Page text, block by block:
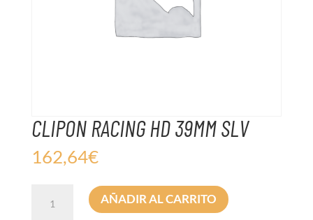
CLIPON RACING HD 39MM SLV
162,64€
RACING
AÑADIR AL CARRITO